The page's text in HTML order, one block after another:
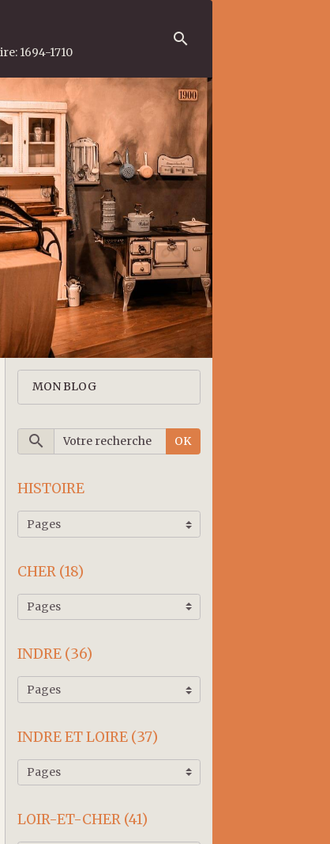
1694-1710
MON BLOG
OK
HISTOIRE
CHER (18)
INDRE (36)
INDRE ET LOIRE (37)
LOIR-ET-CHER (41)